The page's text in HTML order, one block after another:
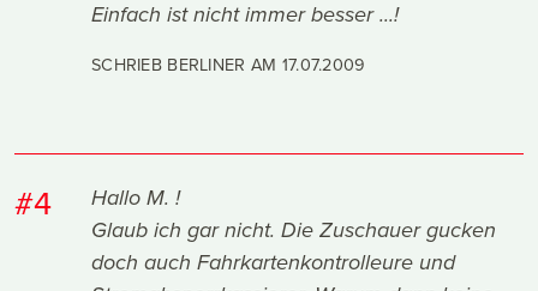
Einfach ist nicht immer besser ...!
SCHRIEB BERLINER AM 17.07.2009
#4
Hallo M. !
Glaub ich gar nicht. Die Zuschauer gucken
doch auch Fahrkartenkontrolleure und